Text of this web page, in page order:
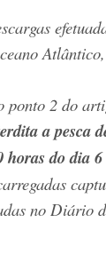
ponto 2 do
a pesca
do dia 6
no Diário